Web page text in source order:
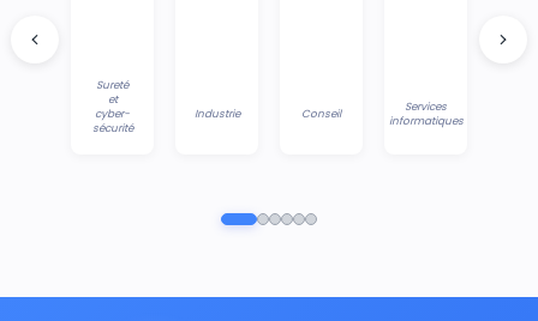
Sureté
et
cyber-
sécurité
Industrie Conseil
Services
informatiques